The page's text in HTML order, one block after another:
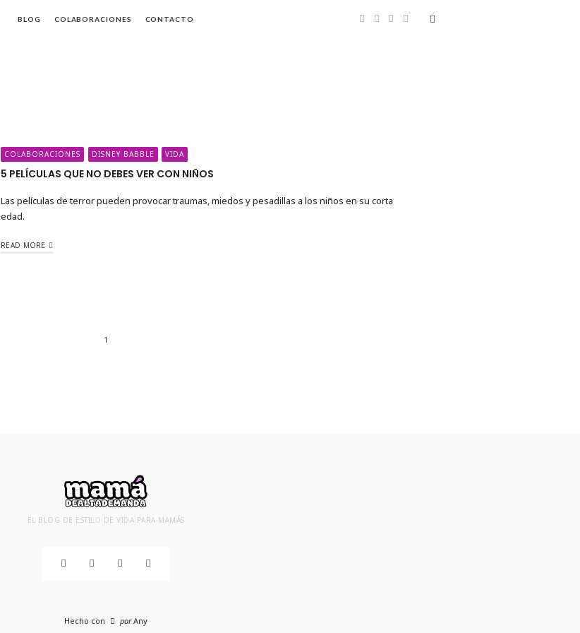
BLOG COLABORACIONES CONTACTO
COLABORACIONES DISNEY BABBLE VIDA
5 PELÍCULAS QUE NO DEBES VER CON NIÑOS
Las películas de terror pueden provocar traumas, miedos y pesadillas a los niños en su corta
edad.
READ MORE
1
EL BLOG DE ESTILO DE VIDA PARA MAMÁS
Hecho con porAny